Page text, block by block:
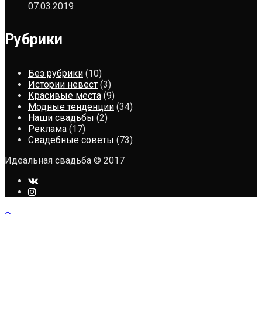
07.03.2019
Рубрики
Без рубрики (10)
Истории невест (3)
Красивые места (9)
Модные тенденции (34)
Наши свадьбы (2)
Реклама (17)
Свадебные советы (73)
Идеальная свадьба © 2017